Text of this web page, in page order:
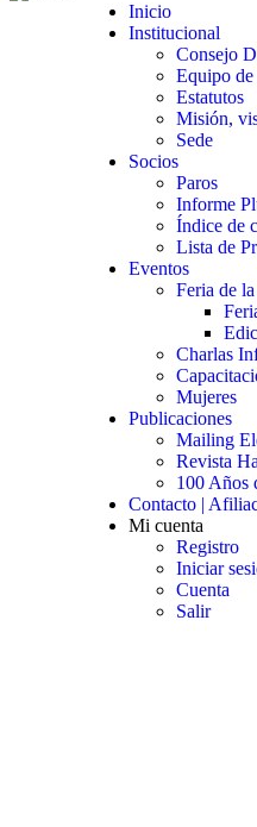
Inicio
Institucional
Consejo
Equipo
Estatutos
Misión,
Sede
Socios
Paros
Informe
Índice de
Lista de
Eventos
Feria de
Charlas
Mujeres
Publicaciones
Mailing
Revista
100 Años
Contacto |
Mi cuenta
Registro
Iniciar
Cuenta
Salir